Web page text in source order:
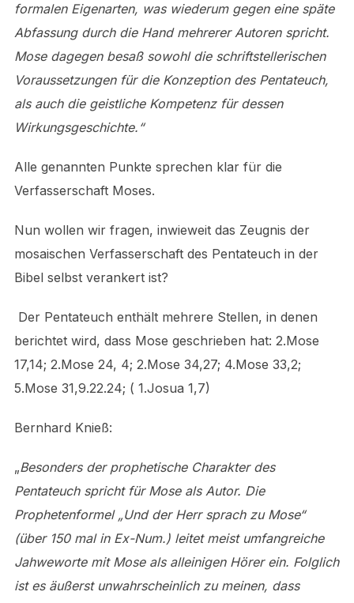
formalen Eigenarten, was wiederum gegen eine späte
Abfassung durch die Hand mehrerer Autoren spricht.
Mose dagegen besaß sowohl die schriftstellerischen
Voraussetzungen für die Konzeption des Pentateuch,
als auch die geistliche Kompetenz für dessen
Wirkungsgeschichte.“
Alle genannten Punkte sprechen klar für die
Verfasserschaft Moses.
Nun wollen wir fragen, inwieweit das Zeugnis der
mosaischen Verfasserschaft des Pentateuch in der
Bibel selbst verankert ist?
Der Pentateuch enthält mehrere Stellen, in denen
berichtet wird, dass Mose geschrieben hat: 2.Mose
17,14; 2.Mose 24, 4; 2.Mose 34,27; 4.Mose 33,2;
5.Mose 31,9.22.24; ( 1.Josua 1,7)
Bernhard Knieß:
„Besonders der prophetische Charakter des
Pentateuch spricht für Mose als Autor. Die
Prophetenformel „Und der Herr sprach zu Mose“
(über 150 mal in Ex-Num.) leitet meist umfangreiche
Jahweworte mit Mose als alleinigen Hörer ein. Folglich
ist es äußerst unwahrscheinlich zu meinen, dass